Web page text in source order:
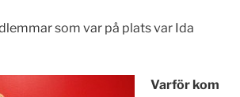
som var på plats var Ida
Varför kom